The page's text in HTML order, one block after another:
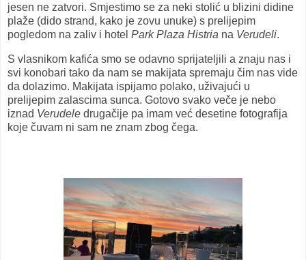
jesen ne zatvori. Smjestimo se za neki stolić u blizini didine
plaže (dido strand, kako je zovu unuke) s prelijepim
pogledom na zaliv i hotel Park Plaza Histria na Verudeli.
S vlasnikom kafića smo se odavno sprijateljili a znaju nas i
svi konobari tako da nam se makijata spremaju čim nas vide
da dolazimo. Makijata ispijamo polako, uživajući u
prelijepim zalascima sunca. Gotovo svako veče je nebo
iznad Verudele drugačije pa imam već desetine fotografija
koje čuvam ni sam ne znam zbog čega.